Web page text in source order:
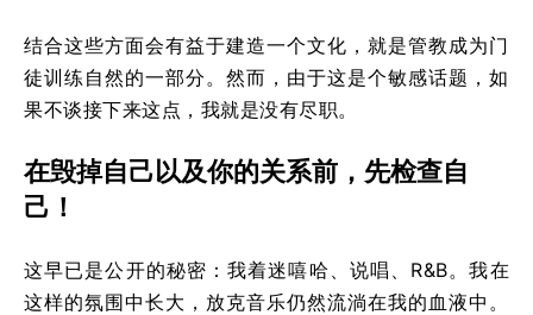
结合这些方面会有益于建造一个文化，就是管教成为门
徒训练自然的一部分。然而，由于这是个敏感话题，如
果不谈接下来这点，我就是没有尽职。
在毁掉自己以及你的关系前，先检查自
己！
这早已是公开的秘密：我着迷嘻哈、说唱、R&B。我在
这样的氛围中长大，放克音乐仍然流淌在我的血液中。